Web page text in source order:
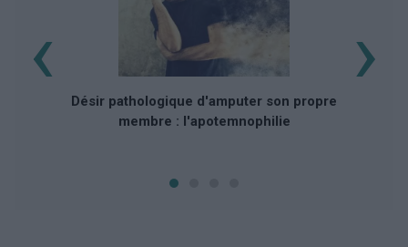
Désir pathologique d'amputer son propre
membre : l'apotemnophilie
‹ ›